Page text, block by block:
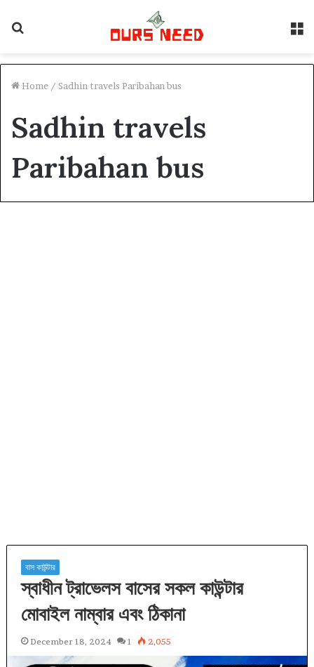
Home / Sadhin travels Paribahan bus
Sadhin travels
Paribahan bus
বাস কাউন্টার
স্বাধীন ট্রাভেলস বাসের সকল কাউন্টার
মোবাইল নাম্বার এবং ঠিকানা
December 18, 2024 1 2,055